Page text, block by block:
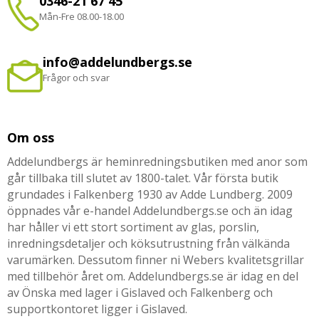
Mån-Fre 08.00-18.00
info@addelundbergs.se
Frågor och svar
Om oss
Addelundbergs är heminredningsbutiken med anor som
går tillbaka till slutet av 1800-talet. Vår första butik
grundades i Falkenberg 1930 av Adde Lundberg. 2009
öppnades vår e-handel Addelundbergs.se och än idag
har håller vi ett stort sortiment av glas, porslin,
inredningsdetaljer och köksutrustning från välkända
varumärken. Dessutom finner ni Webers kvalitetsgrillar
med tillbehör året om. Addelundbergs.se är idag en del
av Önska med lager i Gislaved och Falkenberg och
supportkontoret ligger i Gislaved.